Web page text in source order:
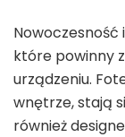
które powinny
urządzeniu.
wnętrze, stają
również